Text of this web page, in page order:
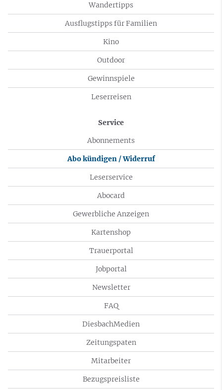
Wandertipps
Ausflugstipps für Familien
Kino
Outdoor
Gewinnspiele
Leserreisen
Service
Abonnements
Abo kündigen / Widerruf
Leserservice
Abocard
Gewerbliche Anzeigen
Kartenshop
Trauerportal
Jobportal
Newsletter
FAQ
DiesbachMedien
Zeitungspaten
Mitarbeiter
Bezugspreisliste